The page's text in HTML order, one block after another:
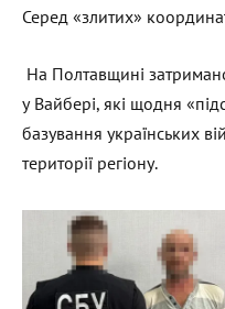
Серед «злитих»
На Полтавщині
у Вайбері, які щодня
базування українських
території регіону.